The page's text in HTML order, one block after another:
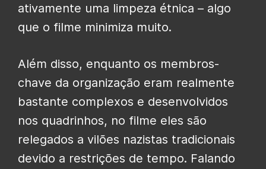
ativamente uma limpeza étnica – algo
que o filme minimiza muito.
Além disso, enquanto os membros-
chave da organização eram realmente
bastante complexos e desenvolvidos
nos quadrinhos, no filme eles são
relegados a vilões nazistas tradicionais
devido a restrições de tempo. Falando